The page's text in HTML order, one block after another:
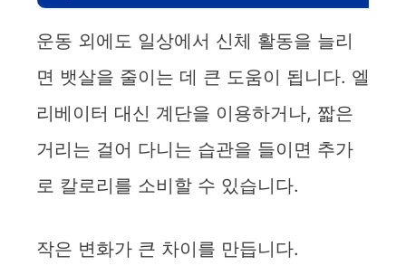
운동 외에도 일상에서 신체 활동을 늘리
면 뱃살을 줄이는 데 큰 도움이 됩니다. 엘
리베이터 대신 계단을 이용하거나, 짧은
거리는 걸어 다니는 습관을 들이면 추가
로 칼로리를 소비할 수 있습니다.
작은 변화가 큰 차이를 만듭니다.